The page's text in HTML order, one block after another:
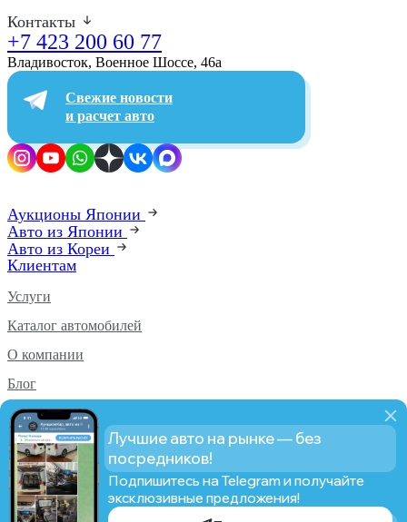
Контакты
+7 423 200 60 77
Владивосток, Военное Шоссе, 46а​
Свежие новости
и расчет авто
Аукционы Японии
Авто из Японии
Авто из Кореи
Клиентам
Услуги
Каталог автомобилей
О компании
Блог
Аукционы PRO
Статистика PRO
© AUCTION CAR From Japan, 2019-2026
Лучшие авто на рынке — без
посредников!
Подпишитесь на Telegram и получайте
эксклюзивные предложения!